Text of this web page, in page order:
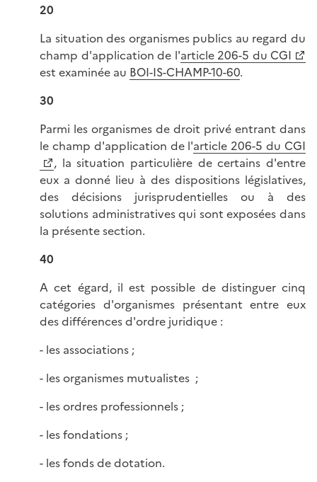
20
La situation des organismes publics au regard du
champ d'application de l'article 206-5 du CGI
est examinée au BOI-IS-CHAMP-10-60.
30
Parmi les organismes de droit privé entrant dans
le champ d'application de l'article 206-5 du CGI
, la situation particulière de certains d'entre
eux a donné lieu à des dispositions législatives,
des décisions jurisprudentielles ou à des
solutions administratives qui sont exposées dans
la présente section.
40
A cet égard, il est possible de distinguer cinq
catégories d'organismes présentant entre eux
des différences d'ordre juridique :
- les associations ;
- les organismes mutualistes ;
- les ordres professionnels ;
- les fondations ;
- les fonds de dotation.